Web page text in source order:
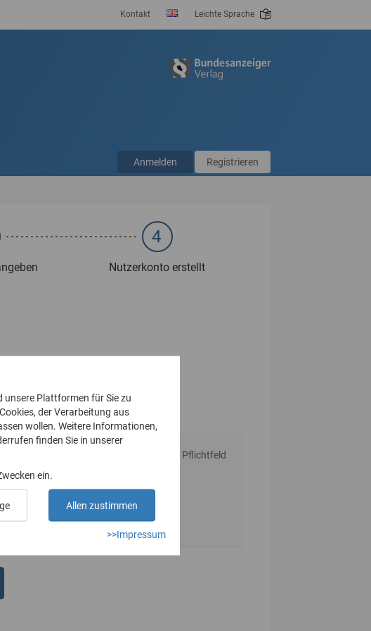
Kontakt Leichte Sprache
Anmelden Registrieren
4
Nutzerkonto erstellt
* Pflichtfeld
unsere Plattformen für Sie zu
der Verarbeitung aus
wollen. Weitere Informationen,
finden Sie in unserer
ein.
Allen zustimmen
>>Impressum